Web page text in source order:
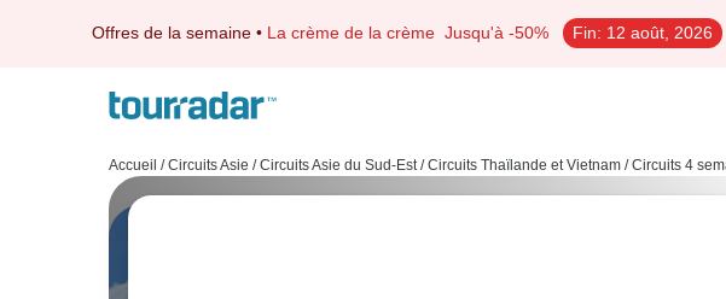
Offres de la semaine • La crème de la crème Jusqu'à -50% Fin: 12 août, 2026
Accueil / Circuits Asie / Circuits Asie du Sud-Est / Circuits Thaïlande et Vietnam / Circuits 4